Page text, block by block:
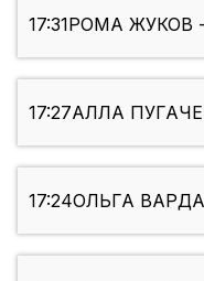
17:31РОМА ЖУКОВ
17:27АЛЛА
17:24ОЛЬГА